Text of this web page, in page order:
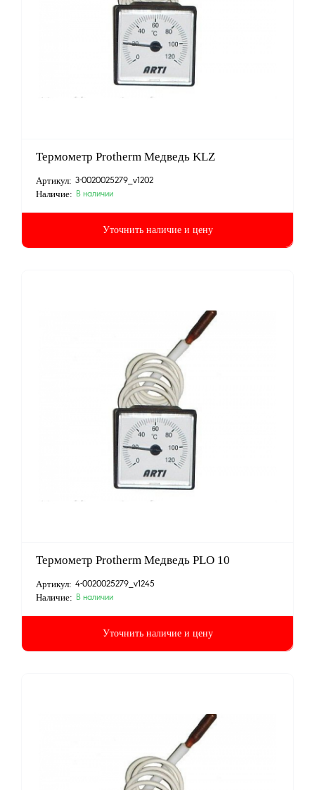
Термометр Protherm Медведь KLZ
Артикул: 3-0020025279_v1202
Наличие: В наличии
Уточнить наличие и цену
Термометр Protherm Медведь PLO 10
Артикул: 4-0020025279_v1245
Наличие: В наличии
Уточнить наличие и цену